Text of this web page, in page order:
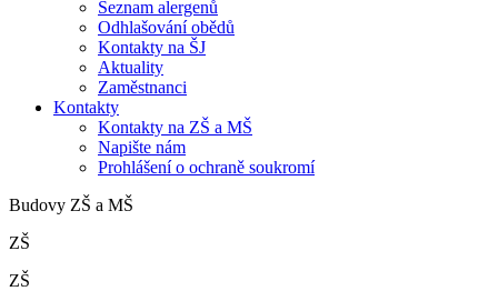
Seznam alergenů
Odhlašování obědů
Kontakty na ŠJ
Aktuality
Zaměstnanci
Kontakty
Kontakty na ZŠ a MŠ
Napište nám
Prohlášení o ochraně soukromí
Budovy ZŠ a MŠ
ZŠ
ZŠ